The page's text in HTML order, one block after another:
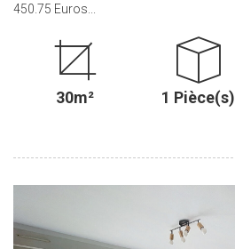
450.75 Euros...
30m² 1 Pièce(s)